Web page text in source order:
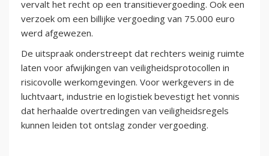
vervalt het recht op een transitievergoeding. Ook een
verzoek om een billijke vergoeding van 75.000 euro
werd afgewezen.
De uitspraak onderstreept dat rechters weinig ruimte
laten voor afwijkingen van veiligheidsprotocollen in
risicovolle werkomgevingen. Voor werkgevers in de
luchtvaart, industrie en logistiek bevestigt het vonnis
dat herhaalde overtredingen van veiligheidsregels
kunnen leiden tot ontslag zonder vergoeding.